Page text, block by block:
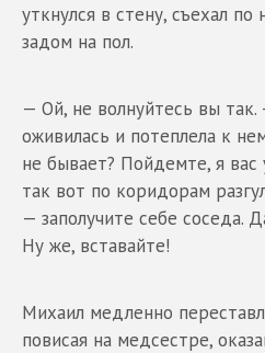
уткнулся в стену, съехал
задом на пол.
— Ой, не волнуйтесь вы
оживилась и потеплела к
не бывает? Пойдемте, я
так вот по коридорам
— заполучите себе соседа.
Ну же, вставайте!
Михаил медленно
повисая на медсестре,